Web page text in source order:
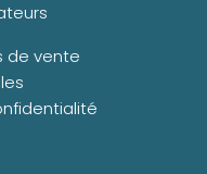
de vente